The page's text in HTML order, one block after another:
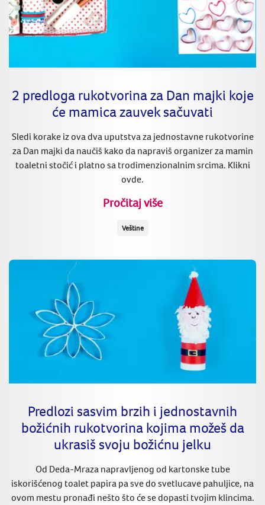
2 predloga rukotvorina za Dan majki koje
će mamica zauvek sačuvati
Sledi korake iz ova dva uputstva za jednostavne rukotvorine
za Dan majki da naučiš kako da napraviš organizer za mamin
toaletni stočić i platno sa trodimenzionalnim srcima. Klikni
ovde.
Pročitaj više
Veštine
Predlozi sasvim brzih i jednostavnih
božićnih rukotvorina kojima možeš da
ukrasiš svoju božićnu jelku
Od Deda-Mraza napravljenog od kartonske tube
iskorišćenog toalet papira pa sve do svetlucave pahuljice, na
ovom mestu pronađi nešto što će se dopasti tvojim klincima.